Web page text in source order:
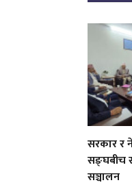
सरकार र
सङ्घबीच
सञ्चालन